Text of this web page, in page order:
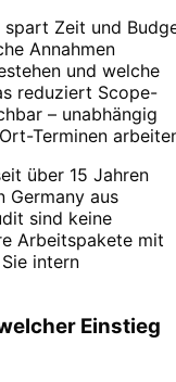
Zeit und
Annahmen
und welche
reduziert Scope-
– unabhängig
Terminen
über 15 Jahren
Germany aus
sind keine
Arbeitspakete mit
intern
Einstieg